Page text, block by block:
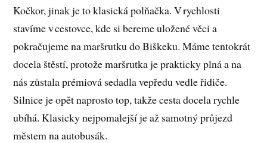
Kočkor, jinak je to klasická polňačka. V rychlosti
stavíme v cestovce, kde si bereme uložené věci a
pokračujeme na maršrutku do Biškeku. Máme tentokrát
docela štěstí, protože maršrutka je prakticky plná a na
nás zůstala prémiová sedadla vepředu vedle řidiče.
Silnice je opět naprosto top, takže cesta docela rychle
ubíhá. Klasicky nejpomalejší je až samotný průjezd
městem na autobusák.